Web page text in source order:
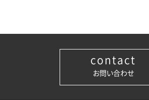
contact
お問い合わせ